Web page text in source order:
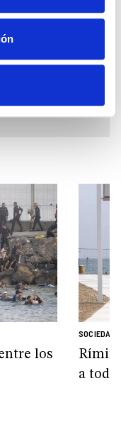
Descargar
los
SOCIEDAD
a